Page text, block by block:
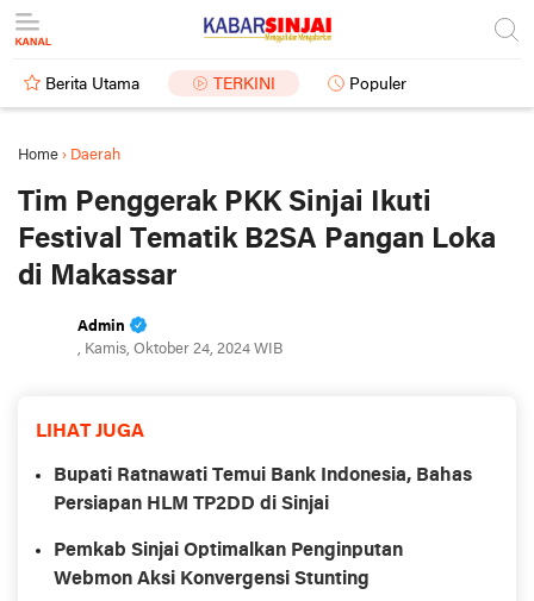
Berita Utama TERKINI Populer
Home › Daerah
Tim Penggerak PKK Sinjai Ikuti
Festival Tematik B2SA Pangan Loka
di Makassar
Admin
, Kamis, Oktober 24, 2024 WIB
LIHAT JUGA
Bupati Ratnawati Temui Bank Indonesia, Bahas
Persiapan HLM TP2DD di Sinjai
Pemkab Sinjai Optimalkan Penginputan
Webmon Aksi Konvergensi Stunting